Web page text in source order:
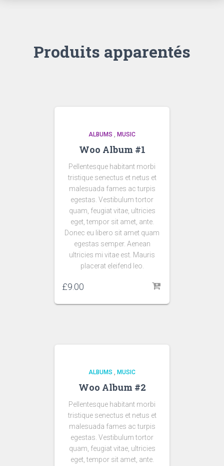
Produits apparentés
ALBUMS , MUSIC
Woo Album #1
Pellentesque habitant morbi
tristique senectus et netus et
malesuada fames ac turpis
egestas. Vestibulum tortor
quam, feugiat vitae, ultricies
eget, tempor sit amet, ante.
Donec eu libero sit amet quam
egestas semper. Aenean
ultricies mi vitae est. Mauris
placerat eleifend leo.
£9.00
ALBUMS , MUSIC
Woo Album #2
Pellentesque habitant morbi
tristique senectus et netus et
malesuada fames ac turpis
egestas. Vestibulum tortor
quam, feugiat vitae, ultricies
eget, tempor sit amet, ante.